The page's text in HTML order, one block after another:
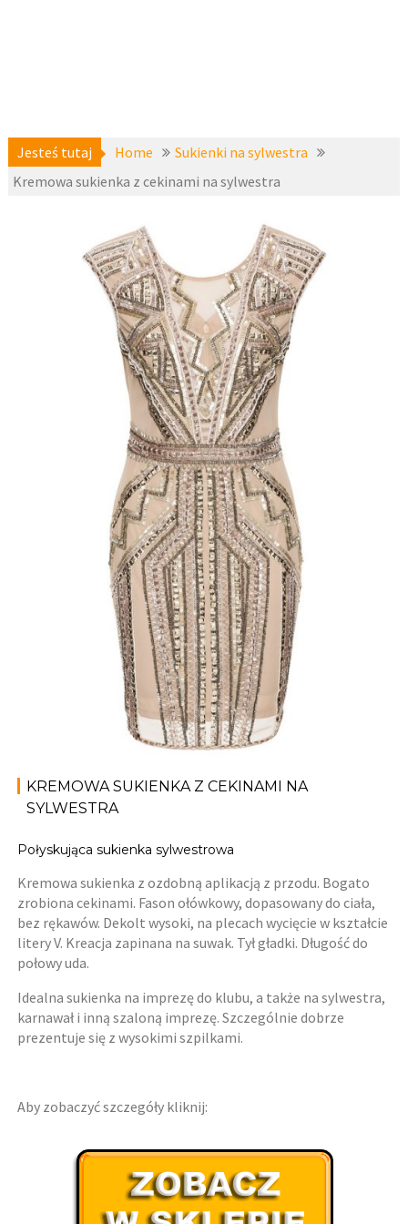
Jesteś tutaj Home
Sukienki na sylwestra
Kremowa sukienka z cekinami na sylwestra
2017
fashion4u.pl
na sylwestra,
z-bodyflirt,
zzbopx
KREMOWA SUKIENKA Z CEKINAMI NA
SYLWESTRA
Połyskująca sukienka sylwestrowa
Kremowa sukienka z ozdobną aplikacją z przodu. Bogato
zrobiona cekinami. Fason ołówkowy, dopasowany do ciała,
bez rękawów. Dekolt wysoki, na plecach wycięcie w kształcie
litery V. Kreacja zapinana na suwak. Tył gładki. Długość do
połowy uda.
Idealna sukienka na imprezę do klubu, a także na sylwestra,
karnawał i inną szaloną imprezę. Szczególnie dobrze
prezentuje się z wysokimi szpilkami.
Aby zobaczyć szczegóły kliknij: